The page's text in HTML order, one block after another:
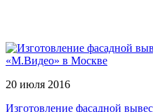
20 июля 2016
Изготовление фасадной